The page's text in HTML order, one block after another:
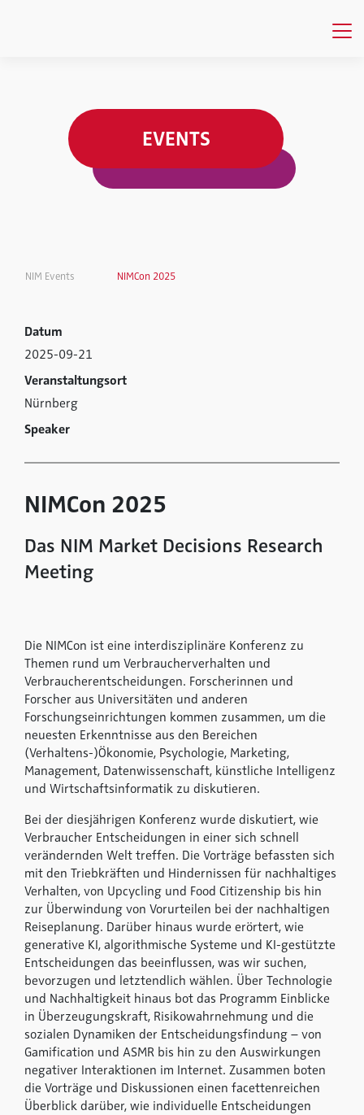
EVENTS
NIM Events NIMCon 2025
Datum
2025-09-21
Veranstaltungsort
Nürnberg
Speaker
NIMCon 2025
Das NIM Market Decisions Research
Meeting
Die NIMCon ist eine interdisziplinäre Konferenz zu
Themen rund um Verbraucherverhalten und
Verbraucherentscheidungen. Forscherinnen und
Forscher aus Universitäten und anderen
Forschungseinrichtungen kommen zusammen, um die
neuesten Erkenntnisse aus den Bereichen
(Verhaltens-)Ökonomie, Psychologie, Marketing,
Management, Datenwissenschaft, künstliche Intelligenz
und Wirtschaftsinformatik zu diskutieren.
Bei der diesjährigen Konferenz wurde diskutiert, wie
Verbraucher Entscheidungen in einer sich schnell
verändernden Welt treffen. Die Vorträge befassten sich
mit den Triebkräften und Hindernissen für nachhaltiges
Verhalten, von Upcycling und Food Citizenship bis hin
zur Überwindung von Vorurteilen bei der nachhaltigen
Reiseplanung. Darüber hinaus wurde erörtert, wie
generative KI, algorithmische Systeme und KI-gestützte
Entscheidungen das beeinflussen, was wir suchen,
bevorzugen und letztendlich wählen. Über Technologie
und Nachhaltigkeit hinaus bot das Programm Einblicke
in Überzeugungskraft, Risikowahrnehmung und die
sozialen Dynamiken der Entscheidungsfindung – von
Gamification und ASMR bis hin zu den Auswirkungen
negativer Interaktionen im Internet. Zusammen boten
die Vorträge und Diskussionen einen facettenreichen
Überblick darüber, wie individuelle Entscheidungen